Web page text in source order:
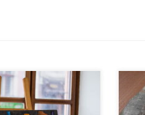
студентів та
стали
«У пошуку